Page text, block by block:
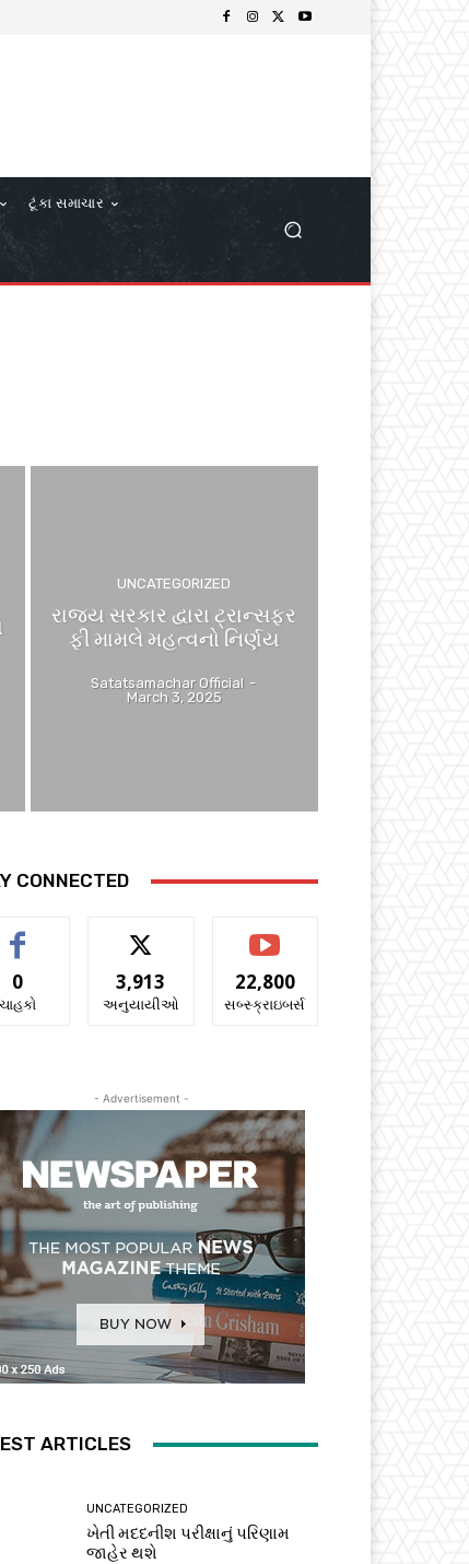
ટૂંકા સમાચાર
UNCATEGORIZED
રાજ્ય સરકાર દ્વારા ટ્રાન્સફર
ફી મામલે મહત્વનો નિર્ણય
Satatsamachar Official -
March 3, 2025
CONNECTED
0
ચાહકો
3,913
અનુયાયીઓ
22,800
સબ્સ્ક્રાઇબર્સ
- Advertisement -
ARTICLES
UNCATEGORIZED
ખેતી મદદનીશ પરીક્ષાનું પરિણામ
જાહેર થશે